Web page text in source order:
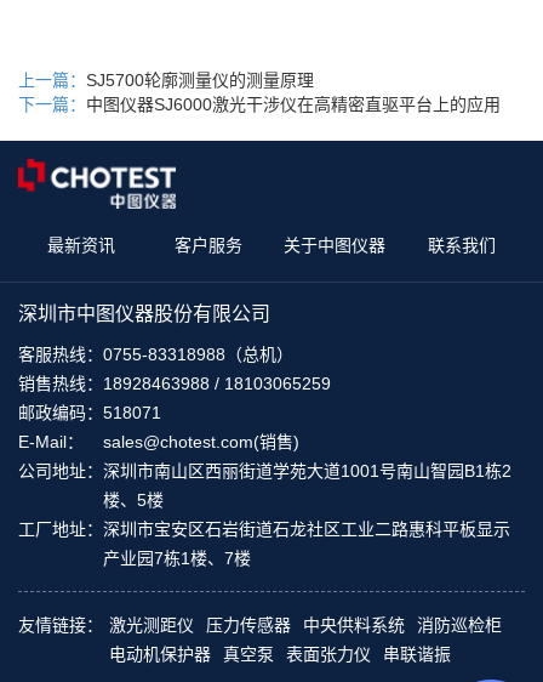
上一篇： SJ5700轮廓测量仪的测量原理
下一篇： 中图仪器SJ6000激光干涉仪在高精密直驱平台上的应用
最新资讯 客户服务 关于中图仪器 联系我们
深圳市中图仪器股份有限公司
客服热线： 0755-83318988（总机）
销售热线： 18928463988 / 18103065259
邮政编码： 518071
E-Mail：
sales@chotest.com(销售)
公司地址： 深圳市南山区西丽街道学苑大道1001号南山智园B1栋2
楼、5楼
工厂地址： 深圳市宝安区石岩街道石龙社区工业二路惠科平板显示
产业园7栋1楼、7楼
友情链接： 激光测距仪 压力传感器 中央供料系统
消防巡检柜
电动机保护器
真空泵 表面张力仪 串联谐振